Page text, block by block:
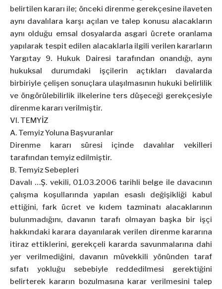
belirtilen kararı ile; önceki direnme gerekçesine ilaveten
aynı davalılara karşı açılan ve talep konusu alacakların
aynı olduğu emsal dosyalarda asgari ücrete oranlama
yapılarak tespit edilen alacaklarla ilgili verilen kararların
Yargıtay 9. Hukuk Dairesi tarafından onandığı, aynı
hukuksal durumdaki işçilerin açtıkları davalarda
birbiriyle çelişen sonuçlara ulaşılmasının hukuki belirlilik
ve öngörülebilirlik ilkelerine ters düşeceği gerekçesiyle
direnme kararı verilmiştir.
VI. TEMYİZ
A. Temyiz Yoluna Başvuranlar
Direnme kararı süresi içinde davalılar vekilleri
tarafından temyiz edilmiştir.
B. Temyiz Sebepleri
Davalı …Ş. vekili, 01.03.2006 tarihli belge ile davacının
çalışma koşullarında yapılan esaslı değişikliği kabul
ettiğini, fark ücret ve kıdem tazminatı alacaklarının
bulunmadığını, davanın tarafı olmayan başka bir işçi
hakkındaki karara dayanılarak verilen direnme kararına
itiraz ettiklerini, gerekçeli kararda savunmalarına dahi
yer verilmediğini, davanın müvekkili yönünden taraf
sıfatı yokluğu sebebiyle reddedilmesi gerektiğini
belirterek kararın bozulmasına karar verilmesini talep